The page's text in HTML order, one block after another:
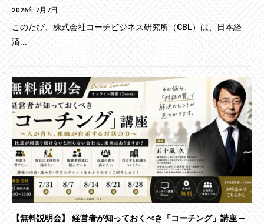
2026年7月7日
このたび、株式会社コーチビジネス研究所（CBL）は、日本経
済...
【無料説明会】 経営者が知っておくべき「コーチング」講座 ─